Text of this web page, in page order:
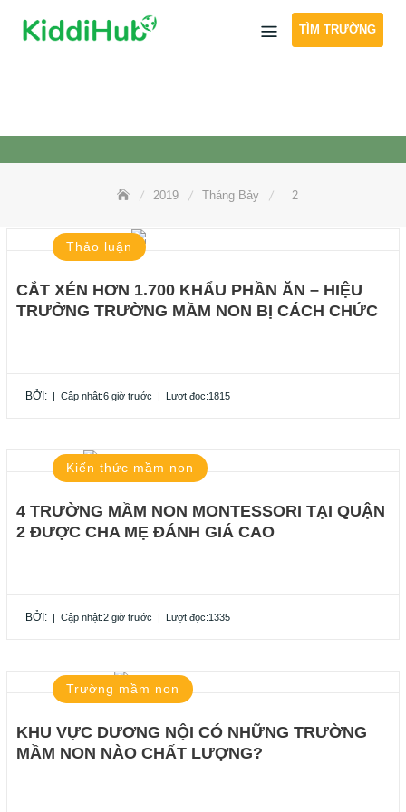
TÌM TRƯỜNG
2019 Tháng Bảy 2
Thảo luận
CẮT XÉN HƠN 1.700 KHẨU PHẦN ĂN – HIỆU
TRƯỞNG TRƯỜNG MẦM NON BỊ CÁCH CHỨC
BỞI: | Cập nhật:6 giờ trước | Lượt đọc:1815
Kiến thức mầm non
4 TRƯỜNG MẦM NON MONTESSORI TẠI QUẬN
2 ĐƯỢC CHA MẸ ĐÁNH GIÁ CAO
BỞI: | Cập nhật:2 giờ trước | Lượt đọc:1335
Trường mầm non
KHU VỰC DƯƠNG NỘI CÓ NHỮNG TRƯỜNG
MẦM NON NÀO CHẤT LƯỢNG?